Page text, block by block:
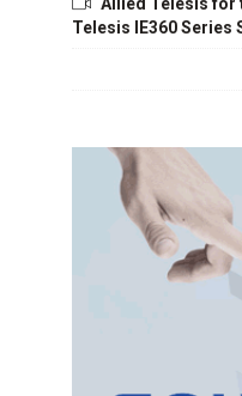
Telesis IE360 Series